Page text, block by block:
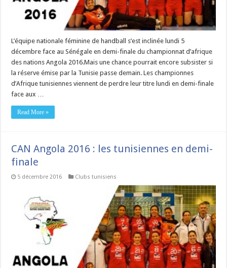
L’équipe nationale féminine de handball s’est inclinée lundi 5
décembre face au Sénégale en demi-finale du championnat d’afrique
des nations Angola 2016.Mais une chance pourrait encore subsister si
la réserve émise par la Tunisie passe demain. Les championnes
d’Afrique tunisiennes viennent de perdre leur titre lundi en demi-finale
face aux …
Read More »
CAN Angola 2016 : les tunisiennes en demi-
finale
5 décembre 2016 Clubs tunisiens